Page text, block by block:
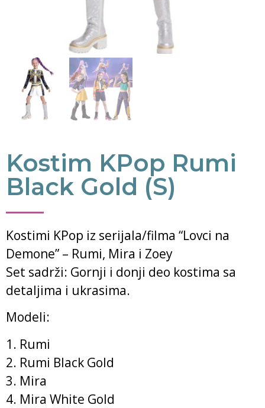
Kostim KPop Rumi
Black Gold (S)
Kostimi KPop iz serijala/filma “Lovci na
Demone” – Rumi, Mira i Zoey
Set sadrži: Gornji i donji deo kostima sa
detaljima i ukrasima.
Modeli:
1. Rumi
2. Rumi Black Gold
3. Mira
4. Mira White Gold